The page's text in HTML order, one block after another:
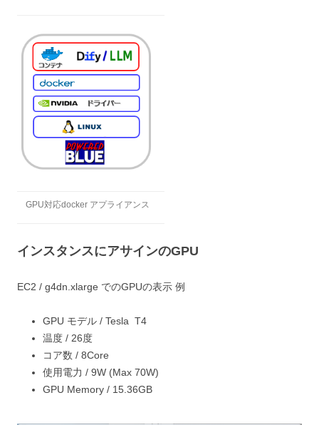
GPU対応docker アプライアンス
インスタンスにアサインのGPU
EC2 / g4dn.xlarge でのGPUの表示 例
GPU モデル / Tesla T4
温度 / 26度
コア数 / 8Core
使用電力 / 9W (Max 70W)
GPU Memory / 15.36GB